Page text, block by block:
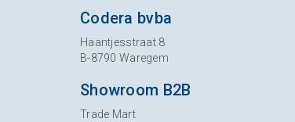
Codera bvba
Haantjesstraat 8
B-8790 Waregem
Showroom B2B
Trade Mart